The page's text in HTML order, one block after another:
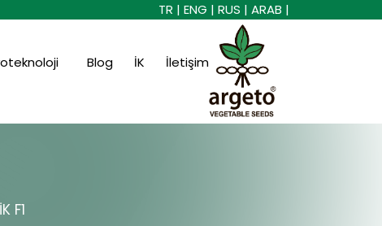
TR | ENG | RUS | ARAB |
Blog İK İletişim
F1